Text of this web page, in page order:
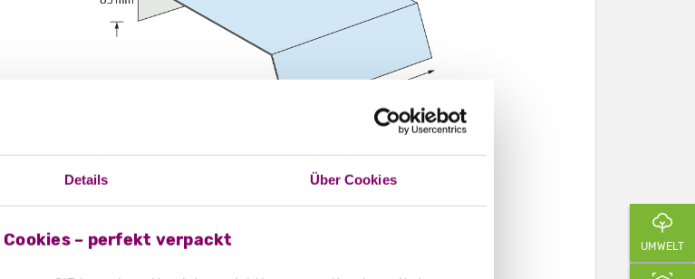
Details Über Cookies
Cookies – perfekt verpackt UMWELT